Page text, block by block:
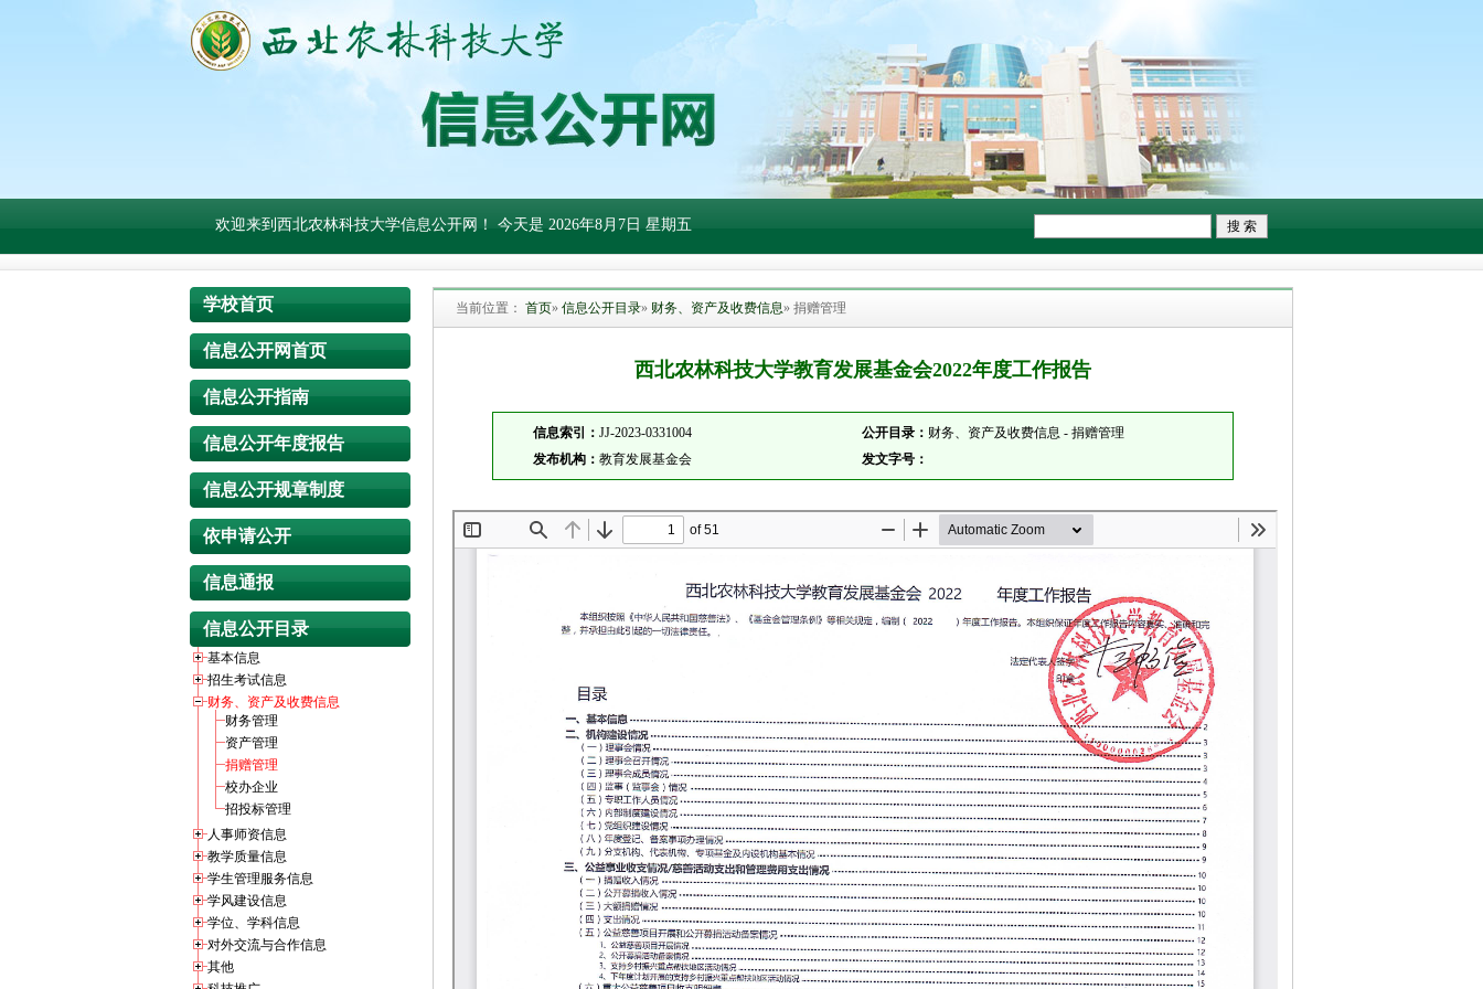
欢迎来到西北农林科技大学信息公开网！ 今天是 2026年8月7日 星期五
学校首页
信息公开网首页
信息公开指南
信息公开年度报告
信息公开规章制度
依申请公开
信息通报
信息公开目录
基本信息
招生考试信息
财务、资产及收费信息
财务管理
资产管理
捐赠管理
校办企业
招投标管理
人事师资信息
教学质量信息
学生管理服务信息
学风建设信息
学位、学科信息
对外交流与合作信息
其他
当前位置： 首页» 信息公开目录» 财务、资产及收费信息» 捐赠管理
西北农林科技大学教育发展基金会2022年度工作报告
信息索引： JJ-2023-0331004 公开目录： 财务、资产及收费信息 - 捐赠管理
发布机构： 教育发展基金会 发文字号：